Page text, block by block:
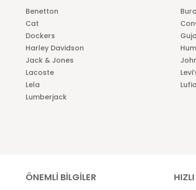
Benetton
Cat
Dockers
Guja
Harley Davidson
Jack & Jones
Lacoste
Lela
Lumberjack
ÖNEMLİ BİLGİLER